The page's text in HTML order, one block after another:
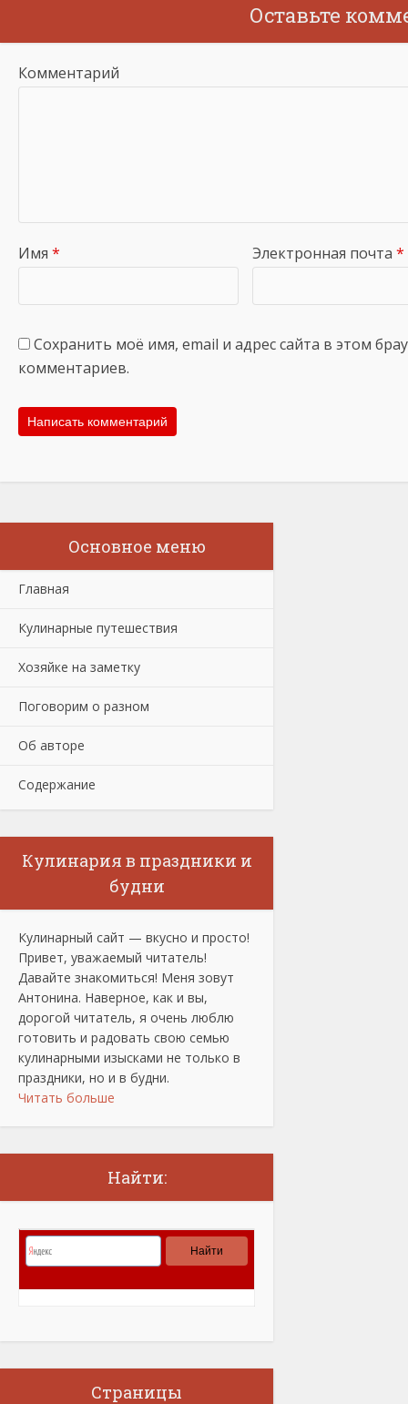
Оставьте
Комментарий
Имя * Электронная почта *
Сохранить моё имя, email и адрес сайта в этом
комментариев.
Основное меню
Главная
Кулинарные путешествия
Хозяйке на заметку
Поговорим о разном
Об авторе
Содержание
Кулинария в праздники и
будни
Кулинарный сайт — вкусно и просто!
Привет, уважаемый читатель!
Давайте знакомиться! Меня зовут
Антонина. Наверное, как и вы,
дорогой читатель, я очень люблю
готовить и радовать свою семью
кулинарными изысками не только в
праздники, но и в будни.
Читать больше
Найти:
Страницы